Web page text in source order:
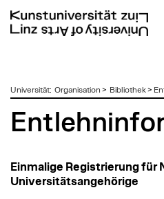
zumUniversität: Organisation > Bibliothek>
Einmalige Registrierung für
Universitätsangehörige